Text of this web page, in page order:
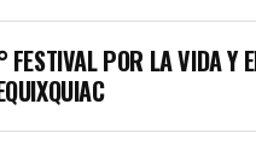
FESTIVAL POR LA VIDA Y